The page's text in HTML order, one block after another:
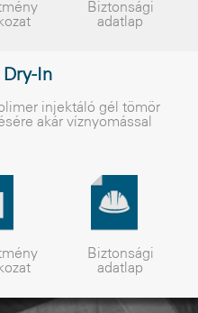
Biztonsági
adatlap
Dry-In
injektáló gél tömör
akár víznyomással
Biztonsági
adatlap